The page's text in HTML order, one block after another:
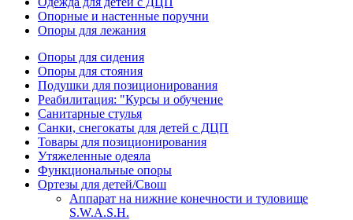
Опорные и настенные поручни
Опоры для лежания
Опоры для сидения
Опоры для стояния
Подушки для позиционирования
Реабилитация: "Курсы и обучение
Санитарные стулья
Санки, снегокаты для детей с ДЦП
Товары для позиционирования
Утяжеленные одеяла
Функциональные опоры
Ортезы для детей/Свош
Аппарат на нижние конечности и туловище
S.W.A.S.H.